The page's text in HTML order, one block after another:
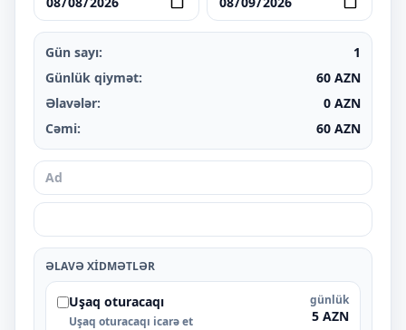
Gün sayı:
1
Günlük qiymət:
60 AZN
Əlavələr:
0 AZN
Cəmi:
60 AZN
ƏLAVƏ XIDMƏTLƏR
Uşaq oturacaqı
Uşaq oturacaqı icarə et
günlük
5 AZN